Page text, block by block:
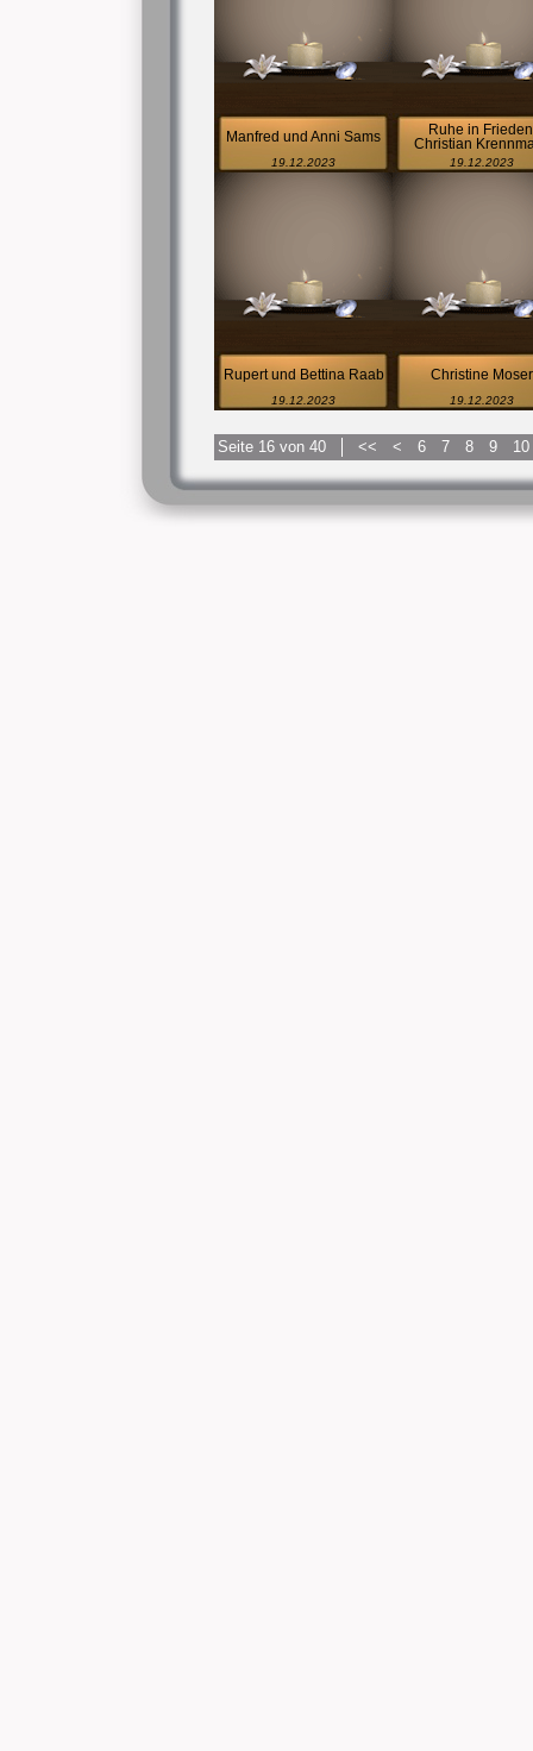
Manfred und Anni Sams
19.12.2023
Ruhe in
Christian
19.12.2023
Rupert und Bettina Raab
19.12.2023
Christine Moser
19.12.2023
Seite 16 von 40 << < 6 7 8 9 10